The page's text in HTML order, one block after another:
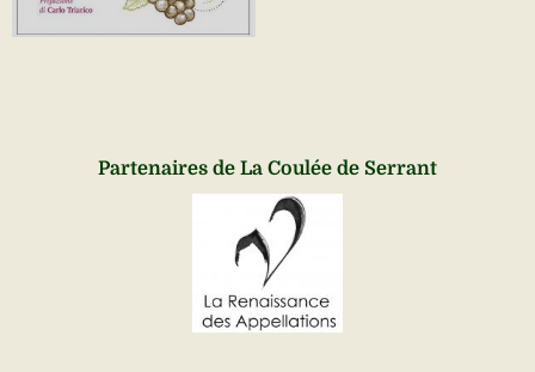
Partenaires de La Coulée de Serrant